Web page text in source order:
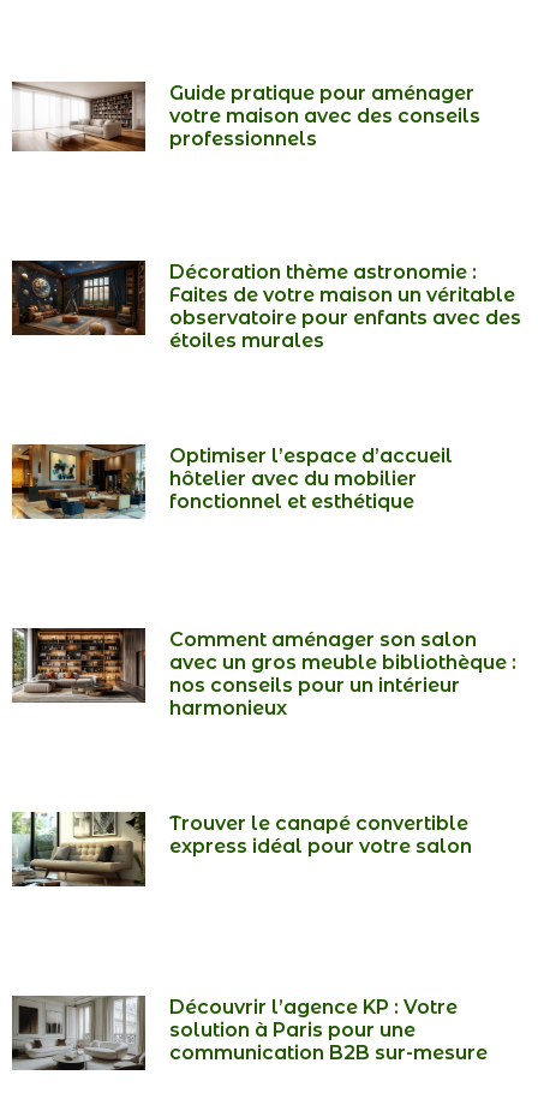
Guide pratique pour aménager
votre maison avec des conseils
professionnels
Décoration thème astronomie :
Faites de votre maison un véritable
observatoire pour enfants avec des
étoiles murales
Optimiser l’espace d’accueil
hôtelier avec du mobilier
fonctionnel et esthétique
Comment aménager son salon
avec un gros meuble bibliothèque :
nos conseils pour un intérieur
harmonieux
Trouver le canapé convertible
express idéal pour votre salon
Découvrir l’agence KP : Votre
solution à Paris pour une
communication B2B sur-mesure